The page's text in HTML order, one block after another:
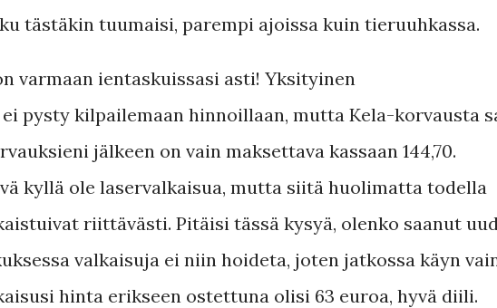
tästäkin tuumaisi, parempi ajoissa kuin tieruuhkassa.
varmaan ientaskuissasi asti! Yksityinen
pysty kilpailemaan hinnoillaan, mutta Kela-korvausta
jälkeen on vain maksettava kassaan 144,70.
kyllä ole laservalkaisua, mutta siitä huolimatta todella
riittävästi. Pitäisi tässä kysyä, olenko saanut
valkaisuja ei niin hoideta, joten jatkossa käyn
hinta erikseen ostettuna olisi 63 euroa, hyvä diili.